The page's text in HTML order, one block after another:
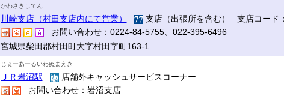
かわさきしてん
川崎支店（村田支店内にて営業）
支店（出張所を含む） 支店コード
お問い合わせ：0224-84-5755、022-395-6496
宮城県柴田郡村田町大字村田字町163-1
じぇーあーるいわぬまえき
ＪＲ岩沼駅
店舗外キャッシュサービスコーナー
お問い合わせ：岩沼支店